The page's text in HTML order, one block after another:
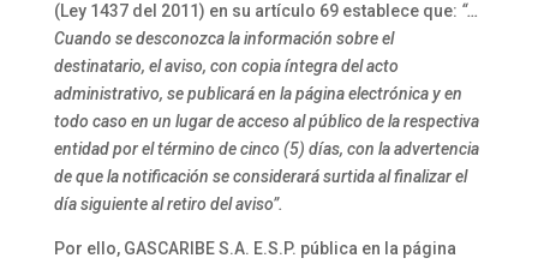
(Ley 1437 del 2011) en su artículo 69 establece que: “…
Cuando se desconozca la información sobre el
destinatario, el aviso, con copia íntegra del acto
administrativo, se publicará en la página electrónica y en
todo caso en un lugar de acceso al público de la respectiva
entidad por el término de cinco (5) días, con la advertencia
de que la notificación se considerará surtida al finalizar el
día siguiente al retiro del aviso”.
Por ello, GASCARIBE S.A. E.S.P. pública en la página